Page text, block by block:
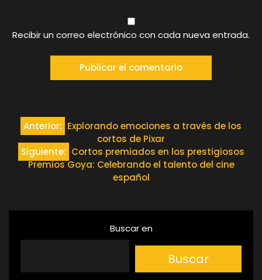
Recibir un correo electrónico con cada nueva entrada.
Navegación
de
entradas
Anterior: Explorando emociones a través de los
cortos de Pixar
Siguiente: Cortos premiados en los prestigiosos
Premios Goya: Celebrando el talento del cine
español
Buscar en
Buscar